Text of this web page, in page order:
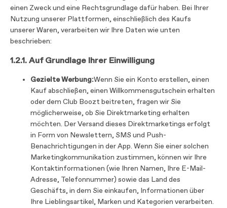
einen Zweck und eine Rechtsgrundlage dafür haben. Bei Ihrer
Nutzung unserer Plattformen, einschließlich des Kaufs
unserer Waren, verarbeiten wir Ihre Daten wie unten
beschrieben:
1.2.1. Auf Grundlage Ihrer Einwilligung
Gezielte Werbung:Wenn Sie ein Konto erstellen, einen
Kauf abschließen, einen Willkommensgutschein erhalten
oder dem Club Boozt beitreten, fragen wir Sie
möglicherweise, ob Sie Direktmarketing erhalten
möchten. Der Versand dieses Direktmarketings erfolgt
in Form von Newslettern, SMS und Push-
Benachrichtigungen in der App. Wenn Sie einer solchen
Marketingkommunikation zustimmen, können wir Ihre
Kontaktinformationen (wie Ihren Namen, Ihre E-Mail-
Adresse, Telefonnummer) sowie das Land des
Geschäfts, in dem Sie einkaufen, Informationen über
Ihre Lieblingsartikel, Marken und Kategorien verarbeiten.